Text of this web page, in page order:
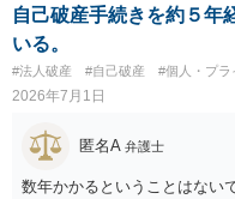
延ばしにされるというわけで
る弁護士にご確認ください。
自己破産手続きを約５年
いる。
#法人破産 #自己破産 #個人・プラ
2026年7月1日
匿名A 弁護士
数年かかるということはない